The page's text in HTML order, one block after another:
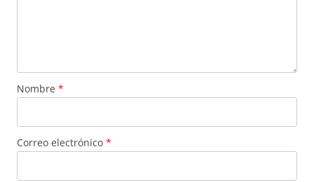
Nombre *
Correo electrónico *